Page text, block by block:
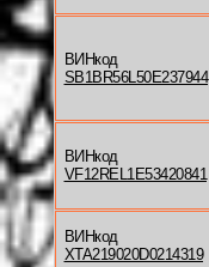
ВИНкод
SB1BR56L50E237944
ВИНкод
VF12REL1E53420841
ВИНкод
XTA219020D0214319